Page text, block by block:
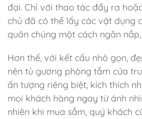
đại. Chỉ với thao tác đẩy ra
chủ đã có thể lấy các vật dụng
quản chúng một cách ngăn
Hơn thế, với kết cấu nhỏ gọn,
nên tủ gương phòng tắm cửa
ấn tượng riêng biệt, kích thích
mọi khách hàng ngay từ ánh
nhiên khi mua sắm, quý khách